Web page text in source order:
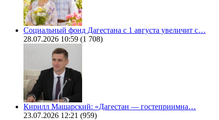
Социальный фонд Дагестана с 1 августа увеличит с…
28.07.2026 10:59 (1 708)
Кирилл Машарский: «Дагестан — гостеприимна…
23.07.2026 12:21 (959)